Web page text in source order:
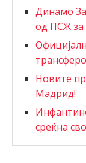
Динамо
од ПСЖ за
Новите
Мадрид!
среќна